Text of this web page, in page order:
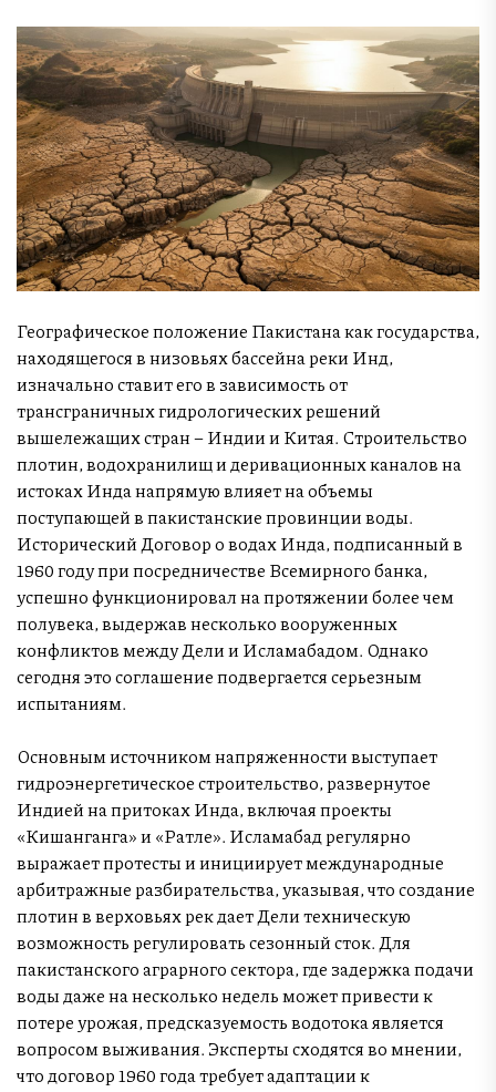
Географическое положение Пакистана как государства,
находящегося в низовьях бассейна реки Инд,
изначально ставит его в зависимость от
трансграничных гидрологических решений
вышележащих стран – Индии и Китая. Строительство
плотин, водохранилищ и деривационных каналов на
истоках Инда напрямую влияет на объемы
поступающей в пакистанские провинции воды.
Исторический Договор о водах Инда, подписанный в
1960 году при посредничестве Всемирного банка,
успешно функционировал на протяжении более чем
полувека, выдержав несколько вооруженных
конфликтов между Дели и Исламабадом. Однако
сегодня это соглашение подвергается серьезным
испытаниям.
Основным источником напряженности выступает
гидроэнергетическое строительство, развернутое
Индией на притоках Инда, включая проекты
«Кишанганга» и «Ратле». Исламабад регулярно
выражает протесты и инициирует международные
арбитражные разбирательства, указывая, что создание
плотин в верховьях рек дает Дели техническую
возможность регулировать сезонный сток. Для
пакистанского аграрного сектора, где задержка подачи
воды даже на несколько недель может привести к
потере урожая, предсказуемость водотока является
вопросом выживания. Эксперты сходятся во мнении,
что договор 1960 года требует адаптации к